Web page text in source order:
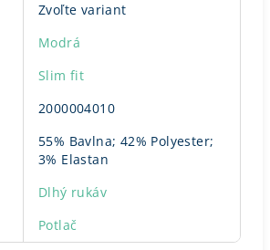
Zvoľte variant
Modrá
Slim fit
2000004010
55% Bavlna; 42% Polyester;
3% Elastan
Dlhý rukáv
Potlač